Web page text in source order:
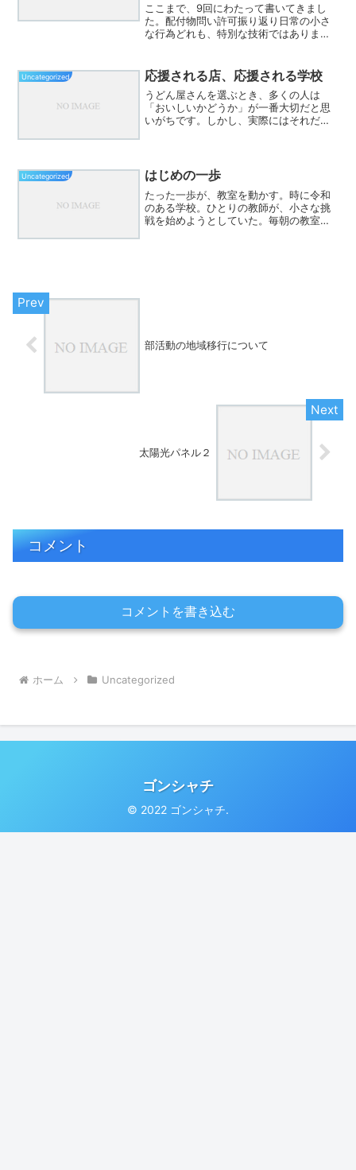
ここまで、9回にわたって書いてきまし
た。配付物問い許可振り返り日常の小さ
な行為どれも、特別な技術ではありませ
決まるということ。そんな中で、どうし
ても最後に触れたいこと...
Uncategorized 応援される店、応援される学校
うどん屋さんを選ぶとき、多くの人は
「おいしいかどうか」が一番大切だと思
いがちです。しかし、実際にはそれだけ
店舗へ行っても麺の硬さやだ...
Uncategorized はじめの一歩
たった一歩が、教室を動かす。時に令和
のある学校。ひとりの教師が、小さな挑
戦を始めようとしていた。毎朝の教室。
部活動の地域移行について
太陽光パネル２
コメント
コメントを書き込む
ホーム Uncategorized
ゴンシャチ
© 2022 ゴンシャチ.